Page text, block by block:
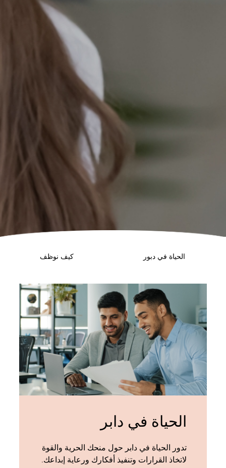
الحياة في دبور كيف نوظف
الحياة في دابر
تدور الحياة في دابر حول منحك الحرية والقوة
لاتخاذ القرارات وتنفيذ أفكارك ورعاية إبداعك.